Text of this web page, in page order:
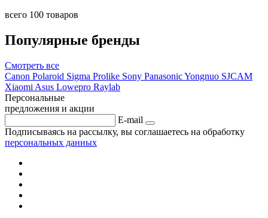
всего 100 товаров
Популярные бренды
Смотреть все
Canon Polaroid Sigma Prolike Sony PanasonicYongnuo SJCAM
Xiaomi Asus Lowepro Raylab
Персональные
предложения и акции
E-mail
Подписываясь на рассылку, вы соглашаетесь на обработку
персональных данных